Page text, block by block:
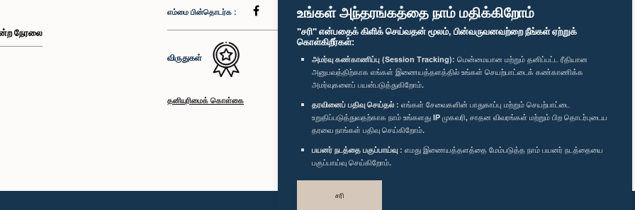
உங்கள் அந்தரங்கத்தை நாம் மதிக்கிறோம்
"சரி" என்பதைக் கிளிக் செய்வதன் மூலம், பின்வருவனவற்றை நீங்கள் ஏற்றுக்
கொள்கிறீர்கள்:
அமர்வு கண்காணிப்பு (Session Tracking): மென்மையான மற்றும் தனிப்பட்ட ரீதியான
அனுபவத்திற்காக எங்கள் இணையத்தளத்தில் உங்கள் செயற்பாட்டைக் கண்காணிக்க
அமர்வுகளைப் பயன்படுத்துகிறோம்.
தரவினைப் பதிவு செய்தல் : எங்கள் சேவைகளின் பாதுகாப்பு மற்றும் செயற்பாட்டை
உறுதிப்படுத்துவதற்காக நாம் உங்களது IP முகவரி, சாதன விவரங்கள் மற்றும் பிற தொடர்புடைய
தரவை நாங்கள் பதிவு செய்கிறோம்.
பயனர் நடத்தை பகுப்பாய்வு : எமது இணையத்தளத்தை மேம்படுத்த நாம் பயனர் நடத்தையை
பகுப்பாய்வு செய்கிறோம்.
சரி
நேரலை
எம்மை பின்தொடர்க :
விருதுகள்
தனியுரிமைக் கொள்கை